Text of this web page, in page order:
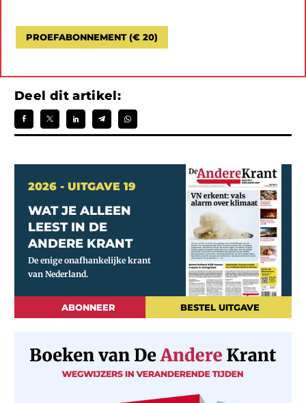
PROEFABONNEMENT (€ 20)
Deel dit artikel:
2026 - UITGAVE 19
WAT JE ALLEEN
LEEST IN DE
ANDERE KRANT
ABONNEER BESTEL UITGAVE